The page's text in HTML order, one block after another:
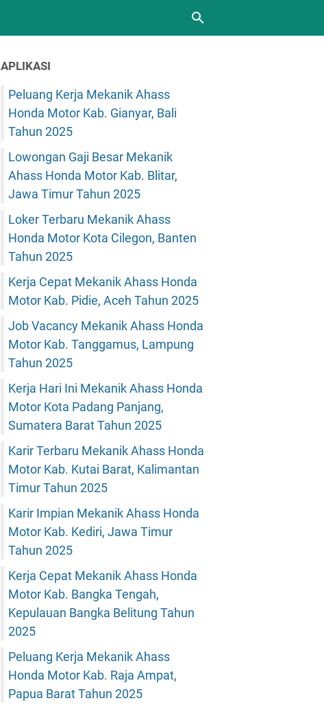
APLIKASI
Peluang Kerja Mekanik Ahass
Honda Motor Kab. Gianyar, Bali
Tahun 2025
Lowongan Gaji Besar Mekanik
Ahass Honda Motor Kab. Blitar,
Jawa Timur Tahun 2025
Loker Terbaru Mekanik Ahass
Honda Motor Kota Cilegon, Banten
Tahun 2025
Kerja Cepat Mekanik Ahass Honda
Motor Kab. Pidie, Aceh Tahun 2025
Job Vacancy Mekanik Ahass Honda
Motor Kab. Tanggamus, Lampung
Tahun 2025
Kerja Hari Ini Mekanik Ahass Honda
Motor Kota Padang Panjang,
Sumatera Barat Tahun 2025
Karir Terbaru Mekanik Ahass Honda
Motor Kab. Kutai Barat, Kalimantan
Timur Tahun 2025
Karir Impian Mekanik Ahass Honda
Motor Kab. Kediri, Jawa Timur
Tahun 2025
Kerja Cepat Mekanik Ahass Honda
Motor Kab. Bangka Tengah,
Kepulauan Bangka Belitung Tahun
2025
Peluang Kerja Mekanik Ahass
Honda Motor Kab. Raja Ampat,
Papua Barat Tahun 2025